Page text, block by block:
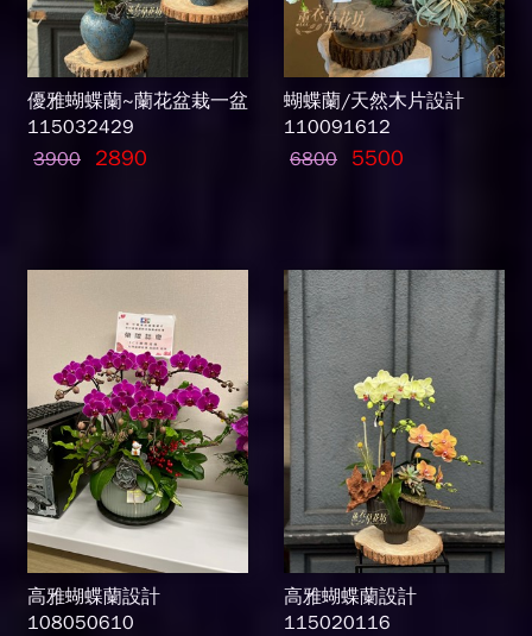
優雅蝴蝶蘭~蘭花盆栽一盆
115032429
3900
2890
蝴蝶蘭/天然木片設計
110091612
6800
5500
高雅蝴蝶蘭設計
108050610
高雅蝴蝶蘭設計
115020116